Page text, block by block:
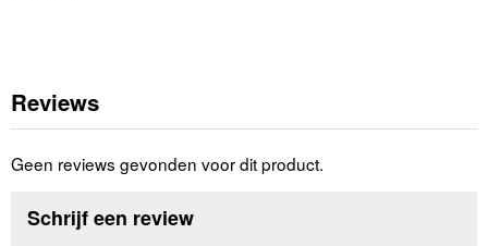
Reviews
Geen reviews gevonden voor dit product.
Schrijf een review